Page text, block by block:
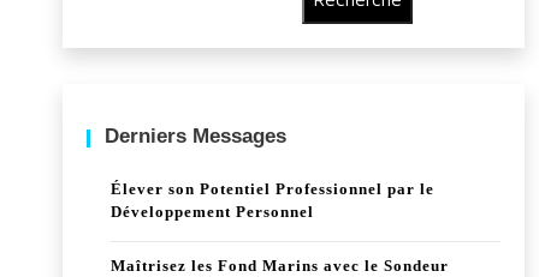
Derniers Messages
Élever son Potentiel Professionnel par le
Développement Personnel
Maîtrisez les Fond Marins avec le Sondeur